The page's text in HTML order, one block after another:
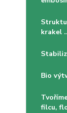
krakel
Bio
filcu,